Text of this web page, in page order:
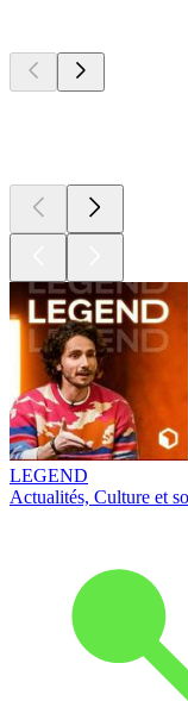
LEGEND
Actualités, Culture et